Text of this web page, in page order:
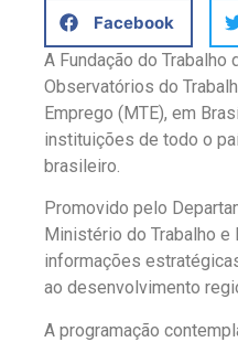
Facebook
A Fundação do Trabalho
Observatórios do
Emprego (MTE), em
instituições de todo o
brasileiro.
Promovido pelo
Ministério do Trabalho
informações
ao desenvolvimento
A programação